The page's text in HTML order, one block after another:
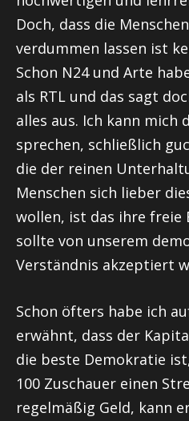
Doch, dass die
verdummen lassen ist
Schon N24 und Arte
als RTL und das sagt
alles aus. Ich kann mich
sprechen, schließlich
die der reinen
Menschen sich lieber
wollen, ist das ihre freie
sollte von unserem
Verständnis akzeptiert
Schon öfters habe ich
erwähnt, dass der
die beste Demokratie
100 Zuschauer einen
regelmäßig Geld, kann